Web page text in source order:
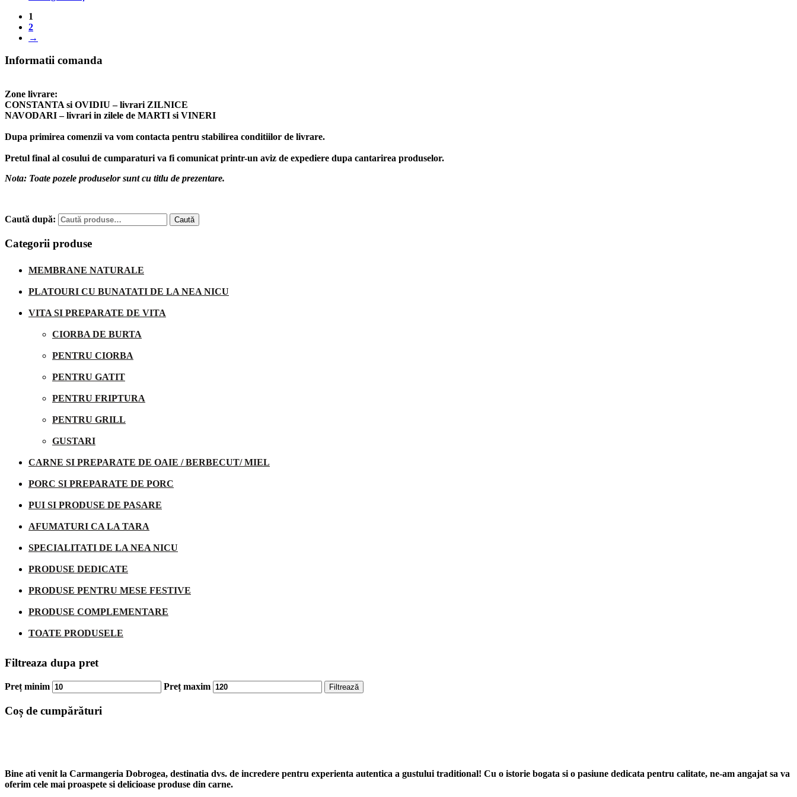
1
2
→
Informatii comanda
Zone livrare:
CONSTANTA si OVIDIU – livrari ZILNICE
NAVODARI – livrari in zilele de MARTI si VINERI
Dupa primirea comenzii va vom contacta pentru stabilirea conditiilor de livrare.
Pretul final al cosului de cumparaturi va fi comunicat printr-un aviz de expediere dupa cantarirea produselor.
Nota: Toate pozele produselor sunt cu titlu de prezentare.
Caută după: Caută
Categorii produse
MEMBRANE NATURALE
PLATOURI CU BUNATATI DE LA NEA NICU
VITA SI PREPARATE DE VITA
CIORBA DE BURTA
PENTRU CIORBA
PENTRU GATIT
PENTRU FRIPTURA
PENTRU GRILL
GUSTARI
CARNE SI PREPARATE DE OAIE / BERBECUT/ MIEL
PORC SI PREPARATE DE PORC
PUI SI PRODUSE DE PASARE
AFUMATURI CA LA TARA
SPECIALITATI DE LA NEA NICU
PRODUSE DEDICATE
PRODUSE PENTRU MESE FESTIVE
PRODUSE COMPLEMENTARE
TOATE PRODUSELE
Filtreaza dupa pret
Preț minim Preț maxim Filtrează
Coș de cumpărături
Bine ati venit la Carmangeria Dobrogea, destinatia dvs. de incredere pentru experienta autentica a gustului traditional! Cu o istorie bogata si o pasiune dedicata pentru calitate, ne-am angajat sa va
oferim cele mai proaspete si delicioase produse din carne.